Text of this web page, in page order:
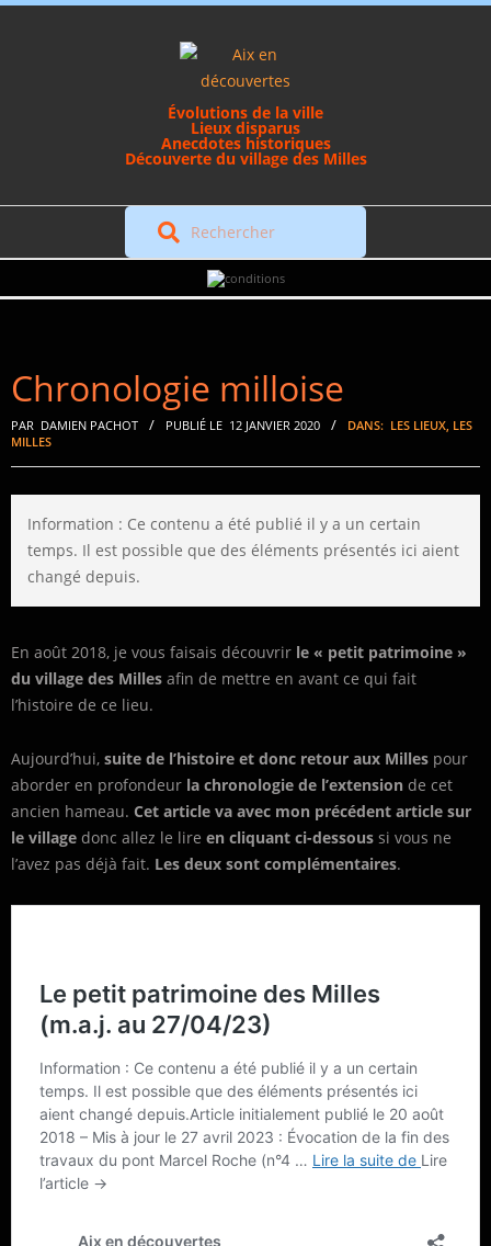
Évolutions de la ville
Lieux disparus
Anecdotes historiques
Découverte du village des Milles
Rechercher
Navigation
Chronologie milloise
PAR DAMIEN PACHOT PUBLIÉ LE 12 JANVIER 2020 DANS: LES LIEUX, LES
MILLES
Information : Ce contenu a été publié il y a un certain
temps. Il est possible que des éléments présentés ici aient
changé depuis.
En août 2018, je vous faisais découvrir le « petit patrimoine »
du village des Milles afin de mettre en avant ce qui fait
l’histoire de ce lieu.
Aujourd’hui, suite de l’histoire et donc retour aux Milles pour
aborder en profondeur la chronologie de l’extension de cet
ancien hameau. Cet article va avec mon précédent article sur
le village donc allez le lire en cliquant ci-dessous si vous ne
l’avez pas déjà fait. Les deux sont complémentaires.